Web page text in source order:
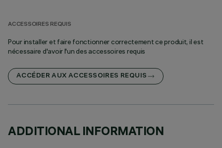
ACCESSOIRES REQUIS
Pour installer et faire fonctionner correctement ce produit, il est
nécessaire d'avoir l'un des accessoires requis
ACCÉDER AUX ACCESSOIRES REQUIS
ADDITIONAL INFORMATION